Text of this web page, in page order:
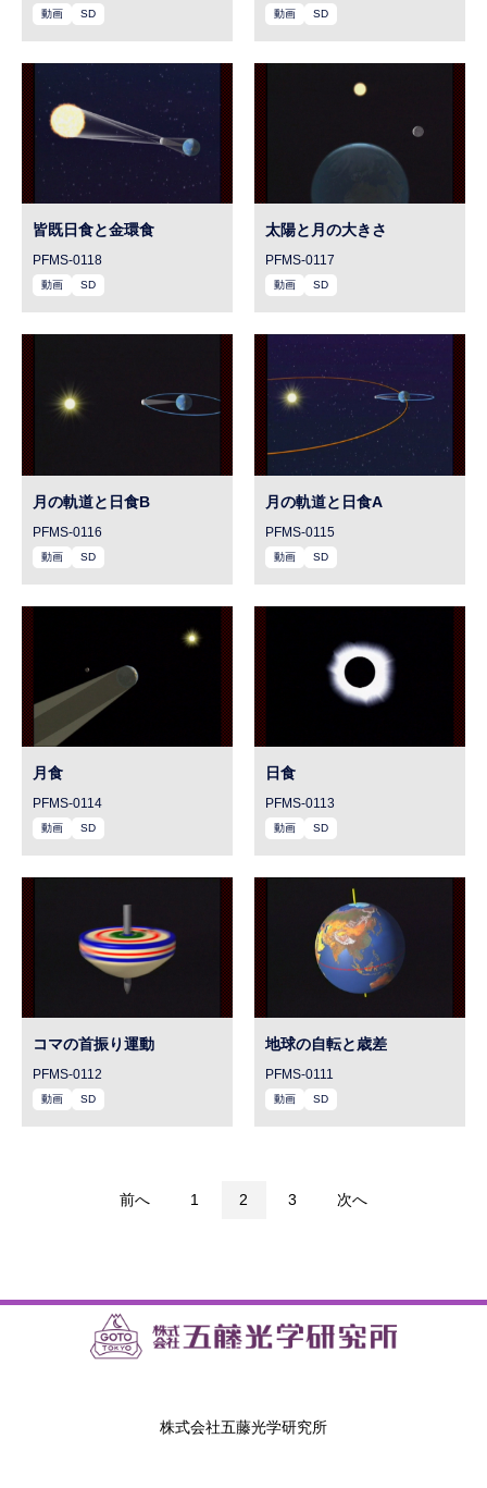
動画 SD 動画 SD
皆既日食と金環食
PFMS-0118
動画 SD
太陽と月の大きさ
PFMS-0117
動画 SD
月の軌道と日食B
PFMS-0116
動画 SD
月の軌道と日食A
PFMS-0115
動画 SD
月食
PFMS-0114
動画 SD
日食
PFMS-0113
動画 SD
コマの首振り運動
PFMS-0112
動画 SD
地球の自転と歳差
PFMS-0111
動画 SD
前へ 1 2 3 次へ
株式会社五藤光学研究所